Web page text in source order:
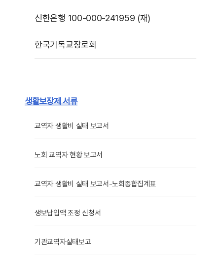
신한은행 100-000-241959 (재)
한국기독교장로회
생활보장제 서류
교역자 생활비 실태 보고서
노회 교역자 현황 보고서
교역자 생활비 실태 보고서-노회종합집계표
생보납입액 조정 신청서
기관교역자실태보고